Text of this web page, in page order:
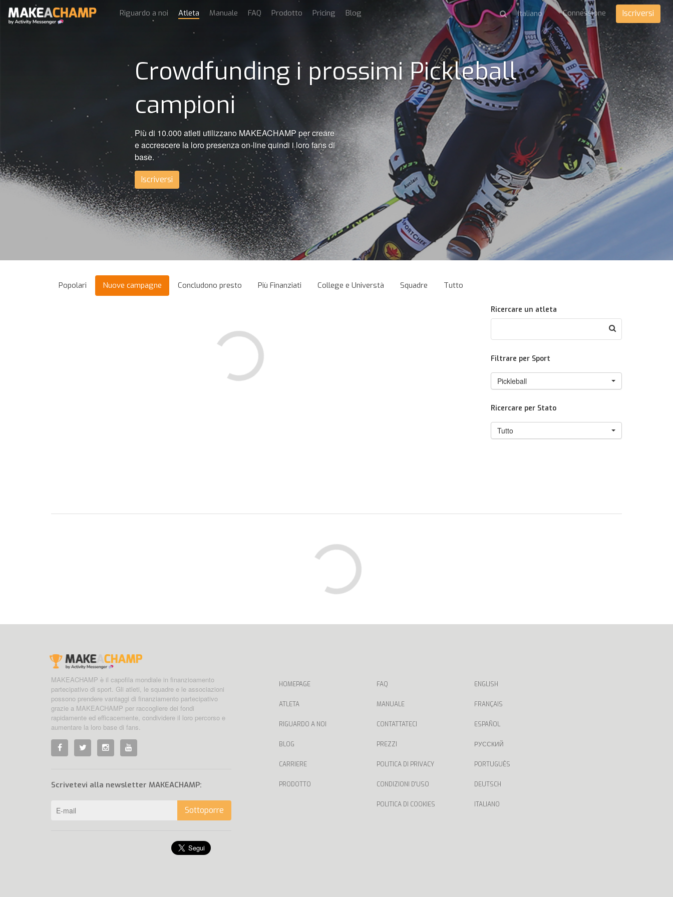
Riguardo a noi Atleta Manuale FAQ Prodotto Pricing Blog Connessione Iscriversi
Crowdfunding i prossimi Pickleball
campioni
Più di 10.000 atleti utilizzano MAKEACHAMP per creare
e accrescere la loro presenza on-line quindi i loro fans di
base.
Iscriversi
Popolari Nuove campagne Concludono presto Più Finanziati College e Universtà Squadre Tutto
Ricercare un atleta
Filtrare per Sport
Pickleball
Ricercare per Stato
Tutto
MAKEACHAMP è il capofila mondiale in finanzioamento
partecipativo di sport. Gli atleti, le squadre e le associazioni
possono prendere vantaggi di finanziamento partecipativo
grazie a MAKEACHAMP per raccogliere dei fondi
rapidamente ed efficacemente, condividere il loro percorso e
aumentare la loro base di fans.
Scrivetevi alla newsletter MAKEACHAMP:
Sottoporre
HOMEPAGE
ATLETA
RIGUARDO A NOI
BLOG
CARRIERE
PRODOTTO
FAQ
MANUALE
CONTATTATECI
PREZZI
POLITICA DI PRIVACY
CONDIZIONI D'USO
POLITICA DI COOKIES
ENGLISH
FRANÇAIS
ESPAÑOL
РУССКИЙ
PORTUGUÊS
DEUTSCH
ITALIANO